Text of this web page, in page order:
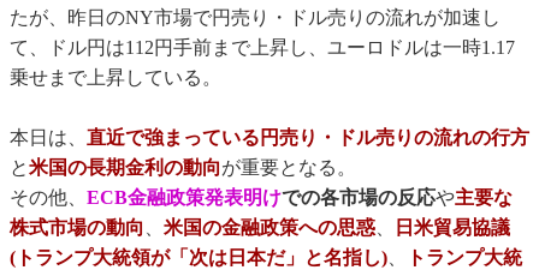
たが、昨日のNY市場で円売り・ドル売りの流れが加速し
て、ドル円は112円手前まで上昇し、ユーロドルは一時1.17
乗せまで上昇している。
本日は、 直近で強まっている円売り・ドル売りの流れの行方
と米国の長期金利の動向が重要となる。
その他、 ECB金融政策発表明けでの各市場の反応や主要な
株式市場の動向 、 米国の金融政策への思惑、
日米貿易協議
(トランプ大統領が「次は日本だ」と名指し)、
トランプ大統